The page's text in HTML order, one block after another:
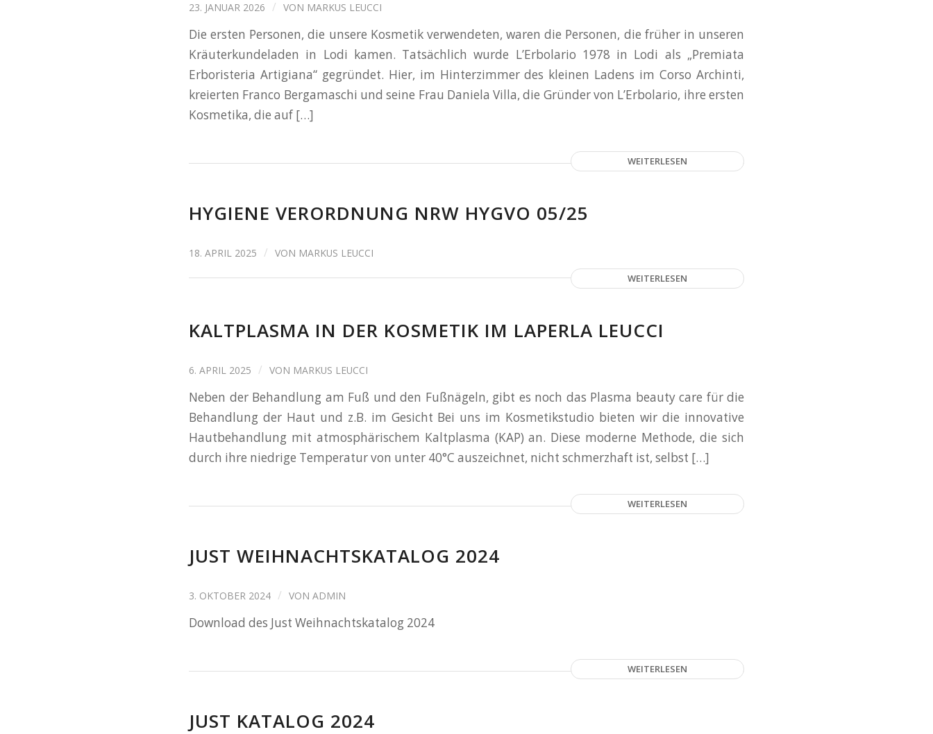
23. JANUAR 2026 / VON MARKUS LEUCCI
Die ersten Personen, die unsere Kosmetik verwendeten, waren die Personen, die früher in unseren
Kräuterkundeladen in Lodi kamen. Tatsächlich wurde L’Erbolario 1978 in Lodi als „Premiata
Erboristeria Artigiana“ gegründet. Hier, im Hinterzimmer des kleinen Ladens im Corso Archinti,
kreierten Franco Bergamaschi und seine Frau Daniela Villa, die Gründer von L’Erbolario, ihre ersten
Kosmetika, die auf […]
WEITERLESEN
HYGIENE VERORDNUNG NRW HYGVO 05/25
18. APRIL 2025 / VON MARKUS LEUCCI
WEITERLESEN
KALTPLASMA IN DER KOSMETIK IM LAPERLA LEUCCI
6. APRIL 2025 / VON MARKUS LEUCCI
Neben der Behandlung am Fuß und den Fußnägeln, gibt es noch das Plasma beauty care für die
Behandlung der Haut und z.B. im Gesicht Bei uns im Kosmetikstudio bieten wir die innovative
Hautbehandlung mit atmosphärischem Kaltplasma (KAP) an. Diese moderne Methode, die sich
durch ihre niedrige Temperatur von unter 40°C auszeichnet, nicht schmerzhaft ist, selbst […]
WEITERLESEN
JUST WEIHNACHTSKATALOG 2024
3. OKTOBER 2024 / VON ADMIN
Download des Just Weihnachtskatalog 2024
WEITERLESEN
JUST KATALOG 2024